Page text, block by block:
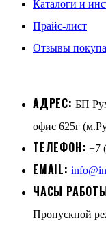
Каталоги и
Прайс-лист
Отзывы
АДРЕС: БП
офис 625г
ТЕЛЕФОН: +7
EMAIL:
ЧАСЫ
Пропускной